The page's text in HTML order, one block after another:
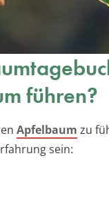
führen?
Apfelbaum zu
sein: